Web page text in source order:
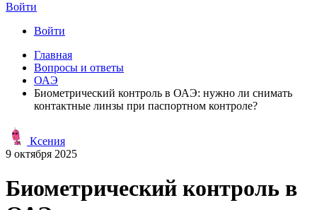
Войти
Войти
Главная
Вопросы и ответы
ОАЭ
Биометрический контроль в ОАЭ: нужно ли снимать
контактные линзы при паспортном контроле?
Ксения
9 октября 2025
Биометрический контроль в